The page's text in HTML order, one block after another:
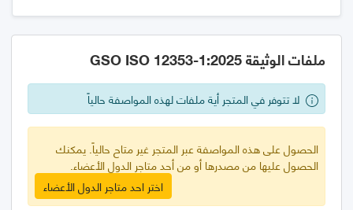
ملفات الوثيقة GSO ISO 12353-1:2025
لا تتوفر في المتجر أية ملفات لهذه المواصفة حالياً
الحصول على هذه المواصفة عبر المتجر غير متاح حالياً. يمكنك
الحصول عليها من مصدرها أو من أحد متاجر الدول الأعضاء.
اختر احد متاجر الدول الأعضاء